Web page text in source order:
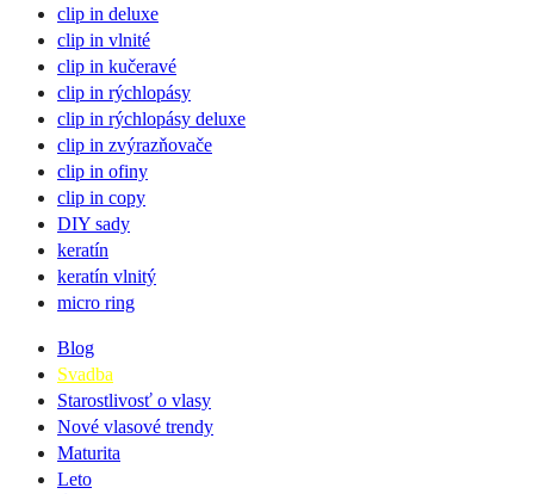
clip in deluxe
clip in vlnité
clip in kučeravé
clip in rýchlopásy
clip in rýchlopásy deluxe
clip in zvýrazňovače
clip in ofiny
clip in copy
DIY sady
keratín
keratín vlnitý
micro ring
Blog
Svadba
Starostlivosť o vlasy
Nové vlasové trendy
Maturita
Leto